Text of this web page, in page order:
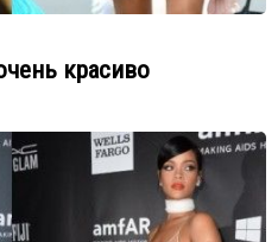
красиво